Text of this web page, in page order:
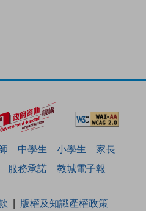
中學生 小學生
家長
服務承諾 教城電子報
版權及知識產權政策